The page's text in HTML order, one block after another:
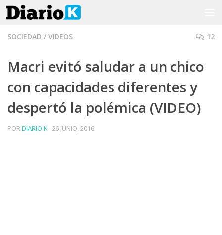
Saltar al contenido
SOCIEDAD / VIDEOS 12
Macri evitó saludar a un chico
con capacidades diferentes y
despertó la polémica (VIDEO)
PORDIARIO K · 26 JUNIO, 2016